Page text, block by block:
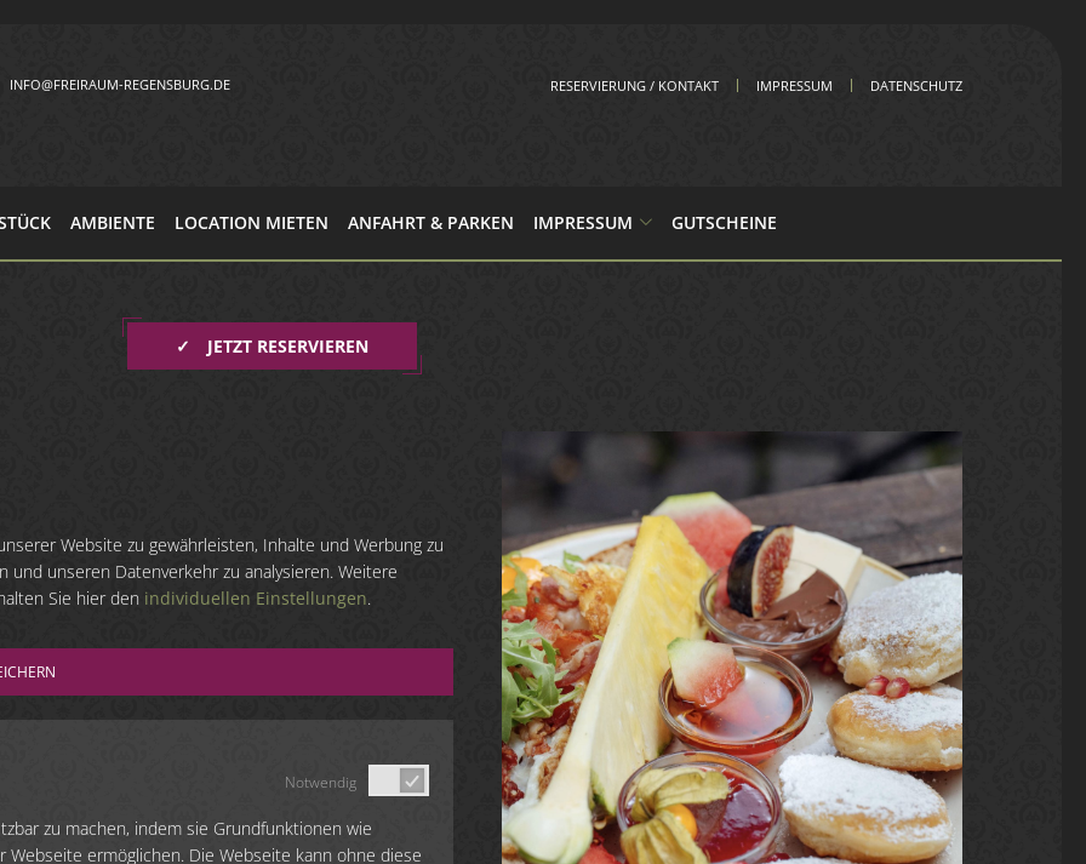
INFO@FREIRAUM-REGENSBURG.DE RESERVIERUNG / KONTAKT IMPRESSUM DATENSCHUTZ
AMBIENTE LOCATION MIETEN ANFAHRT & PARKEN IMPRESSUM GUTSCHEINE
✓ JETZT RESERVIEREN
Website zu gewährleisten, Inhalte und Werbung zu
unseren Datenverkehr zu analysieren. Weitere
Sie hier den individuellen Einstellungen.
Notwendig
zu machen, indem sie Grundfunktionen wie
ermöglichen. Die Webseite kann ohne diese